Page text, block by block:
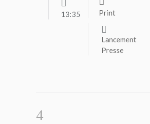
13:35 Print
Lancement
Presse